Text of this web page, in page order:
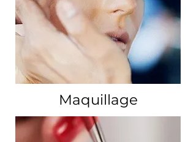
Maquillage